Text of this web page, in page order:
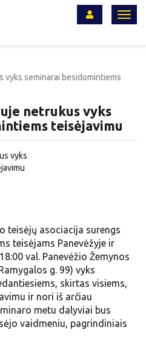
vyks seminarai besidomintiems
netrukus vyks
teisėjavimu
teisėjų asociacija surengs
teisėjams Panevėžyje ir
val. Panevėžio Žemynos
g. 99) vyks
skirtas visiems,
ir nori iš arčiau
metu dalyviai bus
vaidmeniu, pagrindiniais